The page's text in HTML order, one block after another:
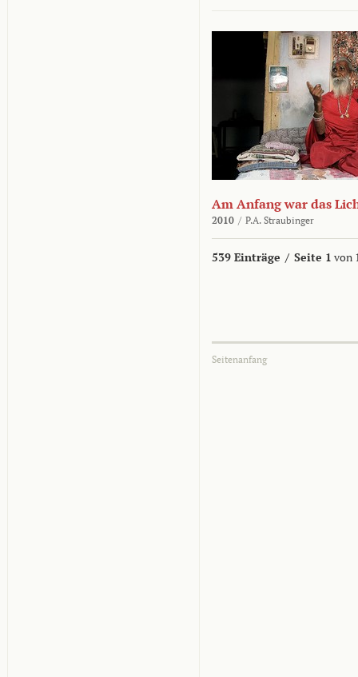
Am Anfang war das
2010 / P.A. Straubinger
539 Einträge / Seite 1 von
Seitenanfang